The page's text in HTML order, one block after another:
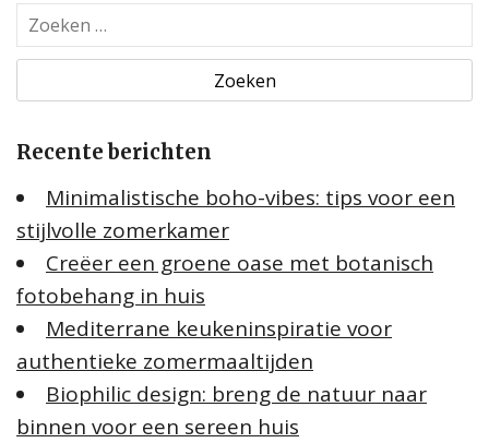
o
k
n
a
a
r
:
Recente berichten
Minimalistische boho-vibes: tips voor een
stijlvolle zomerkamer
Creëer een groene oase met botanisch
fotobehang in huis
Mediterrane keukeninspiratie voor
authentieke zomermaaltijden
Biophilic design: breng de natuur naar
binnen voor een sereen huis